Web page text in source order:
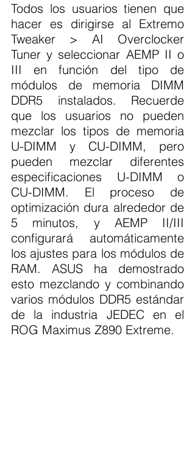
Todos los usuarios tienen que
hacer es dirigirse al Extremo
Tweaker > AI Overclocker
Tuner y seleccionar AEMP II o
III en función del tipo de
módulos de memoria DIMM
DDR5 instalados. Recuerde
que los usuarios no pueden
mezclar los tipos de memoria
U-DIMM y CU-DIMM, pero
pueden mezclar diferentes
especificaciones U-DIMM o
CU-DIMM. El proceso de
optimización dura alrededor de
5 minutos, y AEMP II/III
configurará automáticamente
los ajustes para los módulos de
RAM. ASUS ha demostrado
esto mezclando y combinando
varios módulos DDR5 estándar
de la industria JEDEC en el
ROG Maximus Z890 Extreme.